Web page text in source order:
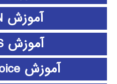
آموزش ePLAN
آموزش ETABS
آموزش expert choice